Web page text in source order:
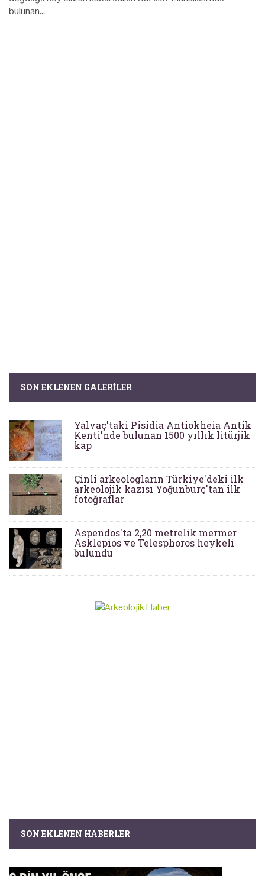
bulunan…
SON EKLENEN GALERILER
Yalvaç'taki Pisidia Antiokheia Antik
Kenti'nde bulunan 1500 yıllık litürjik
kap
Çinli arkeologların Türkiye'deki ilk
arkeolojik kazısı Yoğunburç'tan ilk
fotoğraflar
Aspendos'ta 2,20 metrelik mermer
Asklepios ve Telesphoros heykeli
bulundu
SON EKLENEN HABERLER